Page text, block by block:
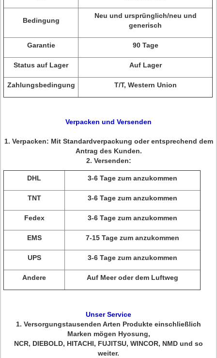
Bedingung
Neu und ursprünglich/neu und
generisch
Garantie 90 Tage
Status auf Lager Auf Lager
Zahlungsbedingung T/T, Western Union
Verpacken und Versenden
1. Verpacken: Mit Standardverpackung oder entsprechend dem
Antrag des Kunden.
2. Versenden:
DHL 3-6 Tage zum anzukommen
TNT 3-6 Tage zum anzukommen
Fedex 3-6 Tage zum anzukommen
EMS 7-15 Tage zum anzukommen
UPS 3-6 Tage zum anzukommen
Andere Auf Meer oder dem Luftweg
Unser Service
1. Versorgungstausenden Arten Produkte einschließlich
Marken mögen Hyosung,
NCR, DIEBOLD, HITACHI, FUJITSU, WINCOR, NMD und so
weiter.